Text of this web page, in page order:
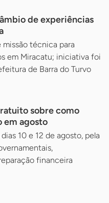
de experiências
técnica para
em Miracatu; iniciativa foi
de Barra do Turvo
sobre como
em agosto
10 e 12 de agosto, pela
financeira